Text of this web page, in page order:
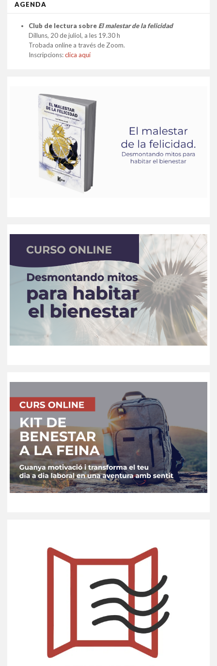
AGENDA
Club de lectura sobre El malestar de la felicidad
Dilluns, 20 de juliol, a les 19.30 h
Trobada online a través de Zoom.
Inscripcions:clica aquí